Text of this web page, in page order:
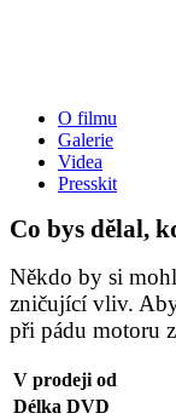
O filmu
Galerie
Videa
Presskit
Co bys dělal,
Někdo by si
zničující vliv.
při pádu motoru
V prodeji od
Délka DVD